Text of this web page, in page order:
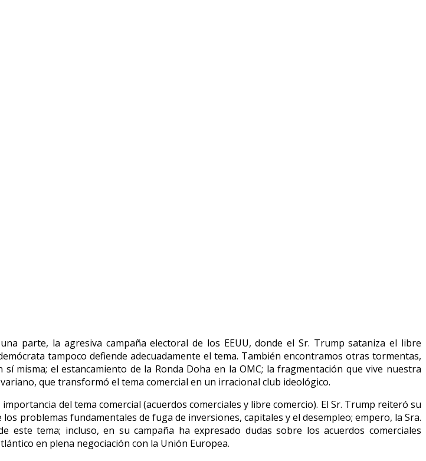
parte, la agresiva campaña electoral de los EEUU, donde el Sr. Trump sataniza el libre
tampoco defiende adecuadamente el tema. También encontramos otras tormentas,
misma; el estancamiento de la Ronda Doha en la OMC; la fragmentación que vive nuestra
que transformó el tema comercial en un irracional club ideológico.
del tema comercial (acuerdos comerciales y libre comercio). El Sr. Trump reiteró su
problemas fundamentales de fuga de inversiones, capitales y el desempleo; empero, la Sra.
tema; incluso, en su campaña ha expresado dudas sobre los acuerdos comerciales
en plena negociación con la Unión Europea.